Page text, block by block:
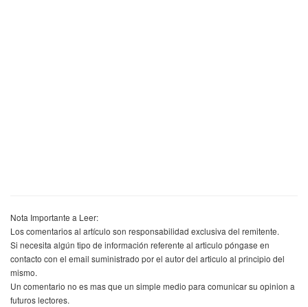
Nota Importante a Leer:
Los comentarios al artículo son responsabilidad exclusiva del remitente.
Si necesita algún tipo de información referente al articulo póngase en
contacto con el email suministrado por el autor del articulo al principio del
mismo.
Un comentario no es mas que un simple medio para comunicar su opinion a
futuros lectores.